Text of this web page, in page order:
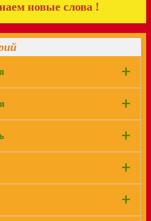
новые слова !
+
(даже во вред
+
ягодами, плодами, мясом.+
- праздник, предполагает и
стол ( трапезу).
+
верёвок, охватывающая
+